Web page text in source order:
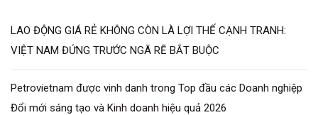
LAO ĐỘNG GIÁ RẺ KHÔNG CÒN LÀ LỢI THẾ CẠNH TRANH:
VIỆT NAM ĐỨNG TRƯỚC NGÃ RẼ BẮT BUỘC
Petrovietnam được vinh danh trong Top đầu các Doanh nghiệp
Đổi mới sáng tạo và Kinh doanh hiệu quả 2026